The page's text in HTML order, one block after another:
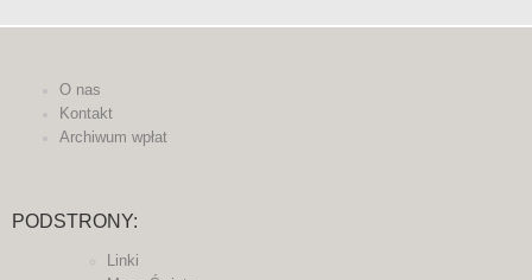
O nas
Kontakt
Archiwum wpłat
PODSTRONY:
Linki